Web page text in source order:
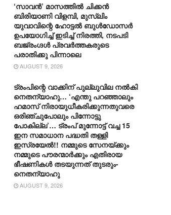
‘സാവന്‍’ മാസത്തില്‍ ചിക്കന്‍
ബിരിയാണി വിളമ്പി, മുസ്ലിം
യുവാവിന്റെ ഹോട്ടല്‍ ബുൾഡോസർ
ഉപയോഗിച്ച് ഇടിച്ച് നിരത്തി, നടപടി
ബജ്‌രംഗ്ദള്‍ പ്രവര്‍ത്തകരുടെ
പരാതിക്കു പിന്നാലെ
AUGUST 9, 2026
ട്രംപിന്റെ വാക്കിന് പുല്ലുവില നൽകി
നെതന്യാഹു… ‘എന്തു പറഞ്ഞാലും
ഹമാസ് നിരായുധീകരിക്കുന്നതുവരെ
ഒരിഞ്ചുപോലും പിന്നോട്ടു
പോകില്ല’… ട്രംപ് മുന്നോ‌ട്ട് വച്ച 15
ഇന സമാധാന പദ്ധതി തള്ളി
ഇസ്രയേൽ!! നമ്മുടെ സേനയ്ക്കും
നമ്മുടെ പൗരന്മാർക്കും എതിരായ
ഭീഷണികൾ തടയുന്നത് തുടരും-
നെതന്യാഹു
AUGUST 9, 2026